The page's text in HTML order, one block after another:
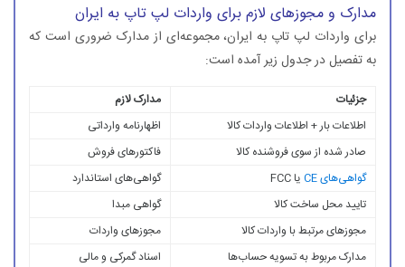
مدارک و مجوزهای لازم برای واردات لپ تاپ به ایران
برای واردات لپ تاپ به ایران، مجموعه‌ای از مدارک ضروری است که
به تفصیل در جدول زیر آمده است:
جزئیات
مدارک لازم
اطلاعات بار + اطلاعات واردات کالا
اظهارنامه وارداتی
صادر شده از سوی فروشنده کالا
فاکتورهای فروش
گواهی‌های CE
یا FCC
گواهی‌های استاندارد
تایید محل ساخت کالا
گواهی مبدا
مجوزهای مرتبط با واردات کالا
مجوزهای واردات
مدارک مربوط به تسویه حساب‌ها
اسناد گمرکی و مالی